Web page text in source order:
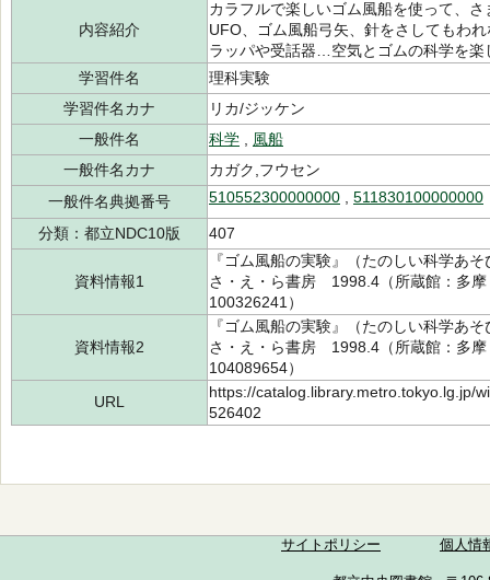
内容紹介
カラフルで楽しいゴム風船を使って、
UFO、ゴム風船弓矢、針をさしてもわ
ラッパや受話器…空気とゴムの科学を楽
学習件名
理科実験
学習件名カナ
リカ/ジッケン
一般件名
科学
風船
一般件名カナ
カガク,フウセン
一般件名典拠番号
510552300000000 511830100000000
分類：都立NDC10版 407
資料情報1
『ゴム風船の実験』（たのしい科学
さ・え・ら書房 1998.4（所蔵館：
100326241）
資料情報2
『ゴム風船の実験』（たのしい科学
さ・え・ら書房 1998.4（所蔵館：
104089654）
URL
https://catalog.library.metro.tokyo.lg.jp/
526402
サイトポリシー 個人情